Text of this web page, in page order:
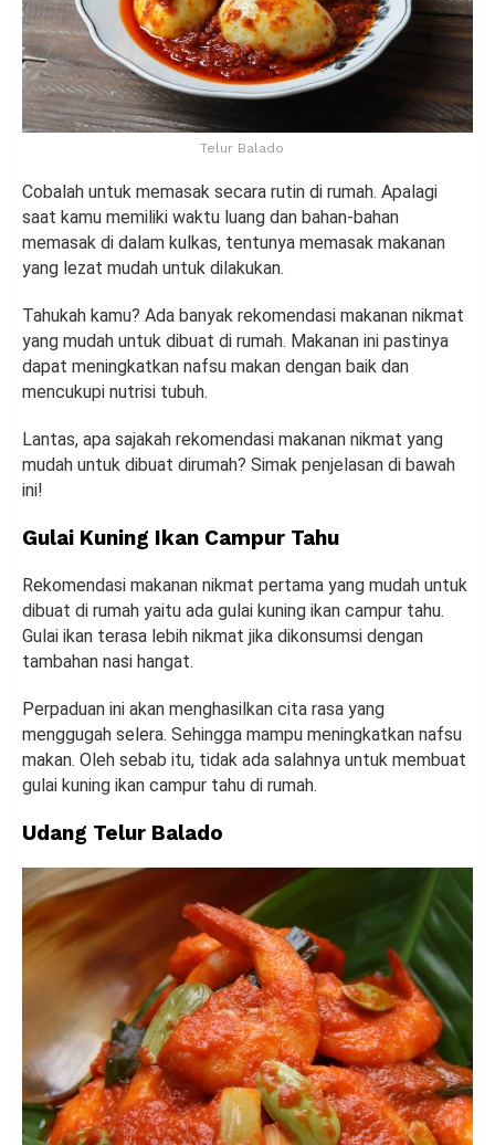
Telur Balado
Cobalah untuk memasak secara rutin di rumah. Apalagi
saat kamu memiliki waktu luang dan bahan-bahan
memasak di dalam kulkas, tentunya memasak makanan
yang lezat mudah untuk dilakukan.
Tahukah kamu? Ada banyak rekomendasi makanan nikmat
yang mudah untuk dibuat di rumah. Makanan ini pastinya
dapat meningkatkan nafsu makan dengan baik dan
mencukupi nutrisi tubuh.
Lantas, apa sajakah rekomendasi makanan nikmat yang
mudah untuk dibuat dirumah? Simak penjelasan di bawah
ini!
Gulai Kuning Ikan Campur Tahu
Rekomendasi makanan nikmat pertama yang mudah untuk
dibuat di rumah yaitu ada gulai kuning ikan campur tahu.
Gulai ikan terasa lebih nikmat jika dikonsumsi dengan
tambahan nasi hangat.
Perpaduan ini akan menghasilkan cita rasa yang
menggugah selera. Sehingga mampu meningkatkan nafsu
makan. Oleh sebab itu, tidak ada salahnya untuk membuat
gulai kuning ikan campur tahu di rumah.
Udang Telur Balado